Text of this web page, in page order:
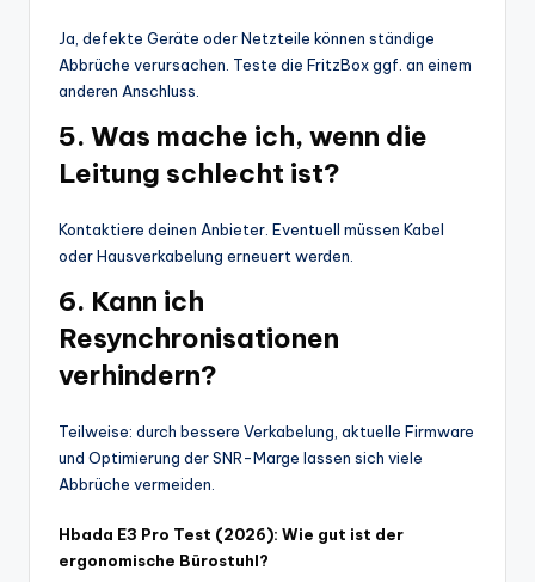
Ja, defekte Geräte oder Netzteile können ständige
Abbrüche verursachen. Teste die FritzBox ggf. an einem
anderen Anschluss.
5. Was mache ich, wenn die
Leitung schlecht ist?
Kontaktiere deinen Anbieter. Eventuell müssen Kabel
oder Hausverkabelung erneuert werden.
6. Kann ich
Resynchronisationen
verhindern?
Teilweise: durch bessere Verkabelung, aktuelle Firmware
und Optimierung der SNR-Marge lassen sich viele
Abbrüche vermeiden.
Hbada E3 Pro Test (2026): Wie gut ist der
ergonomische Bürostuhl?